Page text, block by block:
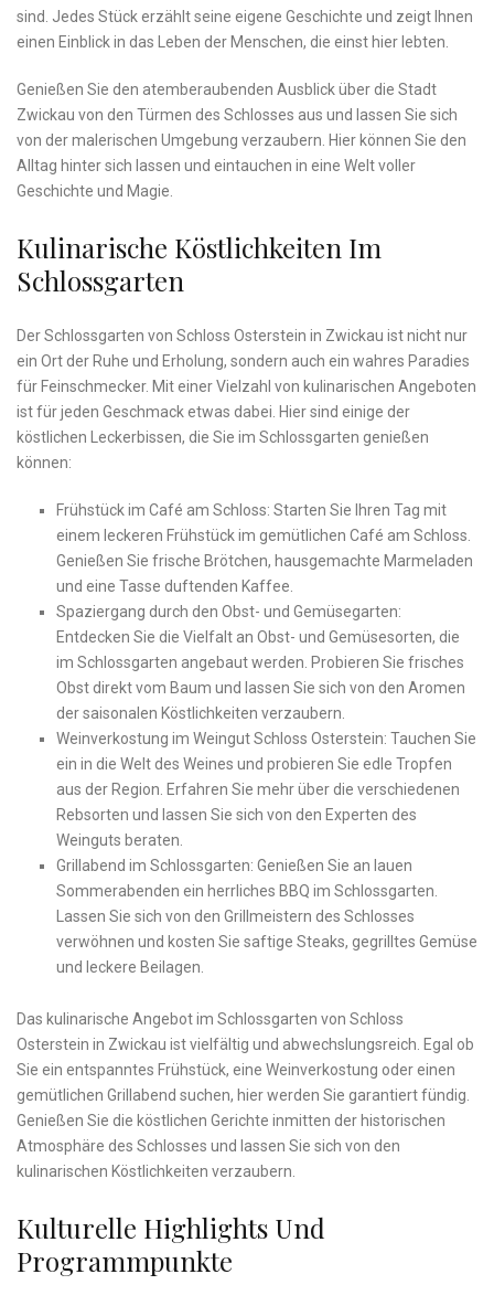
sind. ​Jedes Stück‌ erzählt seine eigene ⁢Geschichte und zeigt Ihnen
einen​ Einblick in ​das Leben der Menschen, die einst hier lebten.
Genießen Sie den atemberaubenden Ausblick über die Stadt
Zwickau ​von‌ den⁤ Türmen des‍ Schlosses aus ‍und lassen Sie sich
von der malerischen Umgebung verzaubern. Hier⁤ können Sie den
Alltag hinter sich lassen und eintauchen‌ in eine Welt voller
Geschichte und⁢ Magie.
Kulinarische Köstlichkeiten Im
Schlossgarten
Der Schlossgarten von Schloss Osterstein⁤ in Zwickau ist nicht​ nur
ein​ Ort der Ruhe ⁣und Erholung, sondern auch ein⁤ wahres ‌Paradies
⁢für Feinschmecker. Mit einer Vielzahl von kulinarischen Angeboten
ist für jeden Geschmack etwas dabei. Hier sind einige der⁣
köstlichen Leckerbissen, die Sie ‍im⁣ Schlossgarten⁤ genießen
können:
Frühstück im Café am Schloss: Starten Sie Ihren ⁣Tag mit‍
einem leckeren Frühstück im gemütlichen Café⁤ am Schloss.
Genießen⁢ Sie ⁢frische Brötchen,‍ hausgemachte Marmeladen
und eine ‌Tasse duftenden⁣ Kaffee.
Spaziergang durch den Obst- und‌ Gemüsegarten:
Entdecken Sie ‍die ‌Vielfalt⁢ an Obst- und Gemüsesorten, die
im⁤ Schlossgarten angebaut werden. Probieren ​Sie frisches
Obst direkt vom Baum und lassen Sie sich von ‌den Aromen ​
der saisonalen Köstlichkeiten‌ verzaubern.
Weinverkostung im Weingut Schloss Osterstein:⁤ Tauchen Sie
ein in ⁢die⁢ Welt ‍des Weines und probieren Sie edle Tropfen
‌aus der ⁣Region. Erfahren Sie ​mehr über die verschiedenen​
Rebsorten ⁤und lassen Sie sich von den ⁢Experten des
Weinguts beraten.
Grillabend ⁣im Schlossgarten: Genießen Sie an lauen
Sommerabenden‌ ein herrliches BBQ im ‍Schlossgarten.
Lassen Sie sich von den Grillmeistern des ‍Schlosses
verwöhnen⁢ und kosten Sie saftige Steaks, gegrilltes Gemüse
und leckere Beilagen.
Das kulinarische‌ Angebot im Schlossgarten‍ von Schloss
⁢Osterstein in Zwickau ist vielfältig und ⁣abwechslungsreich.‌ Egal‍ ob
Sie ein‍ entspanntes‍ Frühstück, eine Weinverkostung ​oder einen
gemütlichen Grillabend suchen, hier werden​ Sie garantiert fündig.
Genießen⁢ Sie die köstlichen ⁣Gerichte inmitten der historischen
⁣Atmosphäre des Schlosses und lassen Sie ⁢sich von den
kulinarischen Köstlichkeiten verzaubern.
Kulturelle​ Highlights Und
Programmpunkte